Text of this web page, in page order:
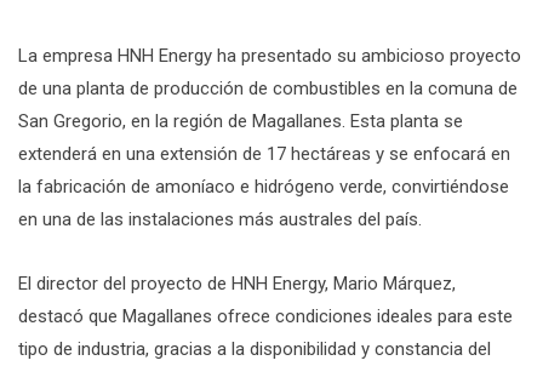
La empresa HNH Energy ha presentado su ambicioso proyecto
de una planta de producción de combustibles en la comuna de
San Gregorio, en la región de Magallanes. Esta planta se
extenderá en una extensión de 17 hectáreas y se enfocará en
la fabricación de amoníaco e hidrógeno verde, convirtiéndose
en una de las instalaciones más australes del país.
El director del proyecto de HNH Energy, Mario Márquez,
destacó que Magallanes ofrece condiciones ideales para este
tipo de industria, gracias a la disponibilidad y constancia del